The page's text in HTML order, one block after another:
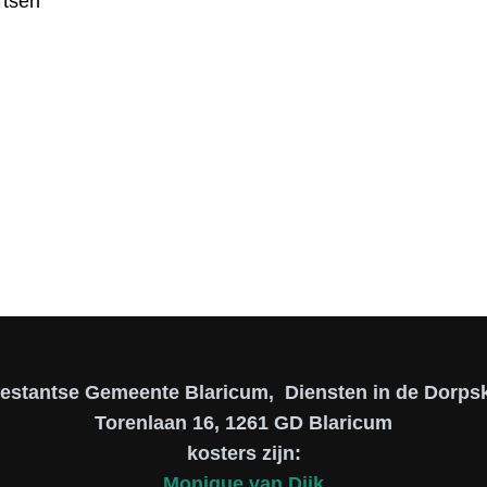
Gerbrand Miltenburg
Gemeente Blaricum, Diensten in de
Torenlaan 16, 1261 GD Blaricum
kosters zijn: